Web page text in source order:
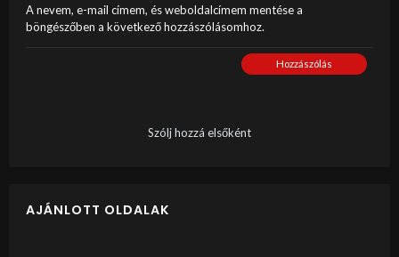
A nevem, e-mail címem, és weboldalcímem mentése a
böngészőben a következő hozzászólásomhoz.
Hozzászólás
Szólj hozzá elsőként
AJÁNLOTT OLDALAK